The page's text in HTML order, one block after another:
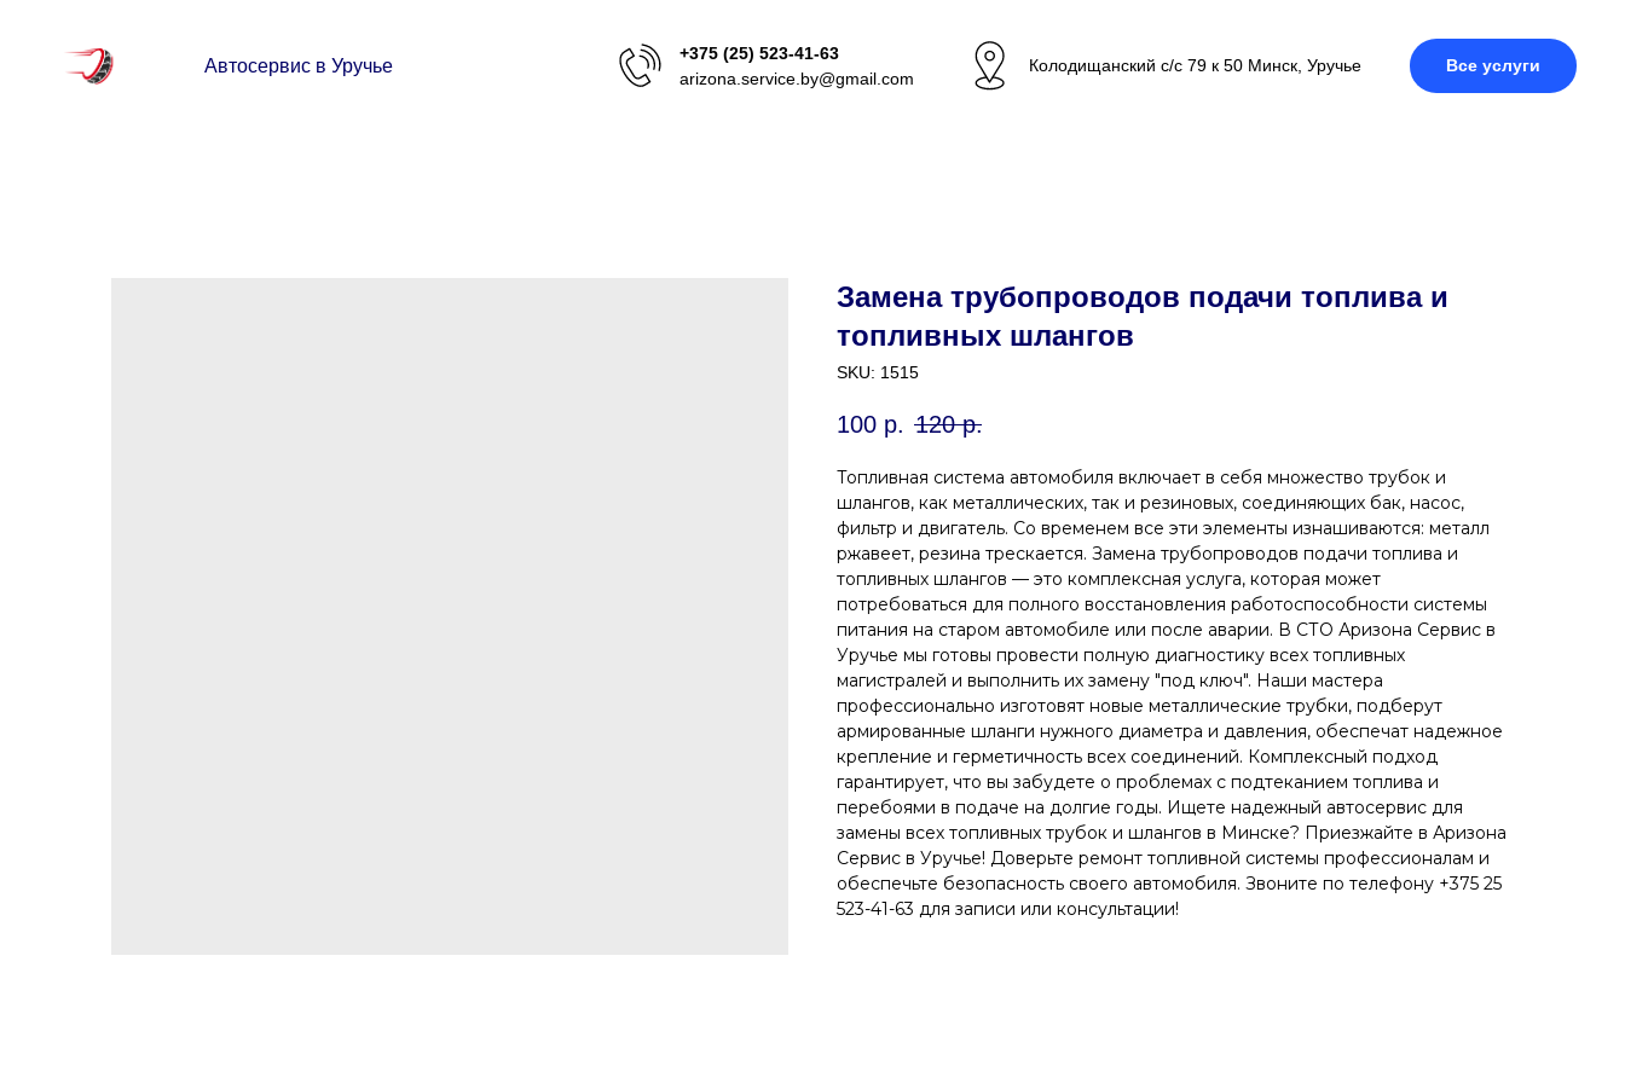
Автосервис в Уручье
+375 (25) 523-41-63
arizona.service.by@gmail.com
Колодищанский с/с 79 к 50 Минск, Уручье Все услуги
Замена трубопроводов подачи топлива и
топливных шлангов
SKU: 1515
100 р. 120 р.
Топливная система автомобиля включает в себя множество трубок и
шлангов, как металлических, так и резиновых, соединяющих бак, насос,
фильтр и двигатель. Со временем все эти элементы изнашиваются: металл
ржавеет, резина трескается. Замена трубопроводов подачи топлива и
топливных шлангов — это комплексная услуга, которая может
потребоваться для полного восстановления работоспособности системы
питания на старом автомобиле или после аварии. В СТО Аризона Сервис в
Уручье мы готовы провести полную диагностику всех топливных
магистралей и выполнить их замену "под ключ". Наши мастера
профессионально изготовят новые металлические трубки, подберут
армированные шланги нужного диаметра и давления, обеспечат надежное
крепление и герметичность всех соединений. Комплексный подход
гарантирует, что вы забудете о проблемах с подтеканием топлива и
перебоями в подаче на долгие годы. Ищете надежный автосервис для
замены всех топливных трубок и шлангов в Минске? Приезжайте в Аризона
Сервис в Уручье! Доверьте ремонт топливной системы профессионалам и
обеспечьте безопасность своего автомобиля. Звоните по телефону +375 25
523-41-63 для записи или консультации!